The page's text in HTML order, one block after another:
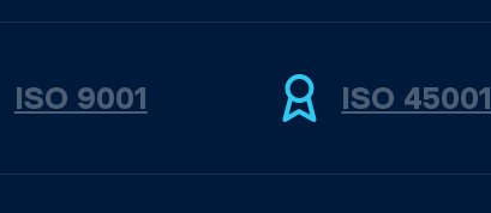
ISO 9001 ISO 45001